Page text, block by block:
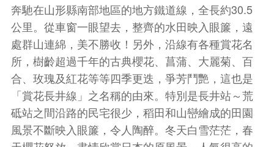
奔馳在山形縣南部地區的地方鐵道線，全長約30.5
公里。從車窗一眼望去，整齊的水田映入眼簾，遠
處群山連綿，美不勝收！另外，沿線有各種賞花名
所，樹齡超過千年的古典櫻花、菖蒲、大麗菊、百
合、玫瑰及紅花等等四季更迭，爭芳鬥艷，這也是
「賞花長井線」之名稱的由來。特別是長井站～荒
砥站之間沿路的民宅很少，稻田和山巒繪成的田園
風景不斷映入眼簾，令人陶醉。冬天白雪茫茫，春